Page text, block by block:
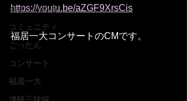
今すぐ始める
コミュニティ
ごったん
コンサート
福居一大
https://youtu.be/aZGF9XrsCis
福居一大コンサートのCMです。